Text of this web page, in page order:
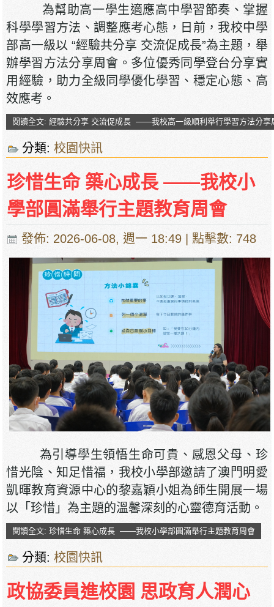
為幫助高一學生適應高中學習節奏、掌握
科學學習方法、調整應考心態，日前，我校中學
部高一級以 “經驗共分享 交流促成長”為主題，舉
辦學習方法分享周會。多位優秀同學登台分享實
用經驗，助力全級同學優化學習、穩定心態、高
效應考。
閱讀全文: 經驗共分享 交流促成長 ——我校高一級順利舉行學習方法分享
分類:校園快訊
珍惜生命 築心成長 ——我校小
學部圓滿舉行主題教育周會
發佈: 2026-06-08, 週一 18:49 | 點擊數: 748
為引導學生領悟生命可貴、感恩父母、珍
惜光陰、知足惜福，我校小學部邀請了澳門明愛
凱暉教育資源中心的黎嘉穎小姐為師生開展一場
以「珍惜」為主題的溫馨深刻的心靈德育活動。
閱讀全文: 珍惜生命 築心成長 ——我校小學部圓滿舉行主題教育周會
分類:校園快訊
政協委員進校園 思政育人潤心